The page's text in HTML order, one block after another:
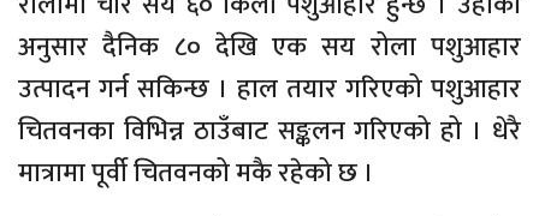
अनुसार दैनिक ८० देखि एक सय रोला पशुआहार
उत्पादन गर्न सकिन्छ । हाल तयार गरिएको पशुआहार
चितवनका विभिन्न ठाउँबाट सङ्कलन गरिएको हो । धेरै
मात्रामा पूर्वी चितवनको मकै रहेको छ ।